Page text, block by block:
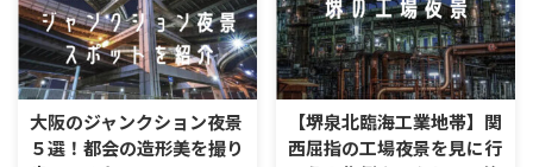
大阪のジャンクション夜景
５選！都会の造形美を撮り
【堺泉北臨海工業地帯】関
西屈指の工場夜景を見に行